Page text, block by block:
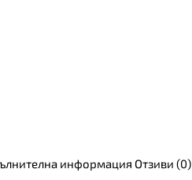
информация Отзиви (0)